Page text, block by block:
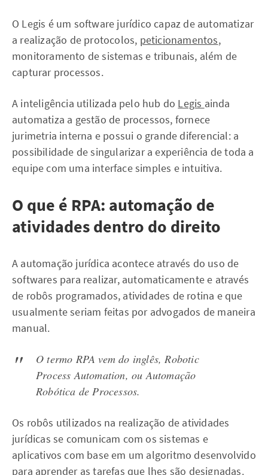
O Legis é um software jurídico capaz de automatizar
a realização de protocolos, peticionamentos,
monitoramento de sistemas e tribunais, além de
capturar processos.
A inteligência utilizada pelo hub do Legis ainda
automatiza a gestão de processos, fornece
jurimetria interna e possui o grande diferencial: a
possibilidade de singularizar a experiência de toda a
equipe com uma interface simples e intuitiva.
O que é RPA: automação de
atividades dentro do direito
A automação jurídica acontece através do uso de
softwares para realizar, automaticamente e através
de robôs programados, atividades de rotina e que
usualmente seriam feitas por advogados de maneira
manual.
O termo RPA vem do inglês, Robotic
Process Automation, ou Automação
Robótica de Processos.
Os robôs utilizados na realização de atividades
jurídicas se comunicam com os sistemas e
aplicativos com base em um algoritmo desenvolvido
para aprender as tarefas que lhes são designadas.